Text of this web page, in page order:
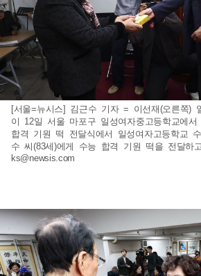
[서울=뉴시스] 김근수 기자 = 이선재(오른쪽)
이 12일 서울 마포구 일성여자중고등학교에
합격 기원 떡 전달식에서 일성여자고등학교
수 씨(83세)에게 수능 합격 기원 떡을 전달하
ks@newsis.com